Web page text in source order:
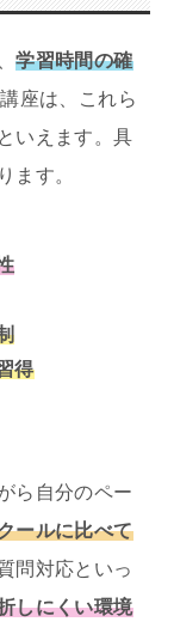
学習時間の確
座は、これら
いえます。具
ます。
得
ら自分のペー
ールに比べて
問対応といっ
しにくい環境